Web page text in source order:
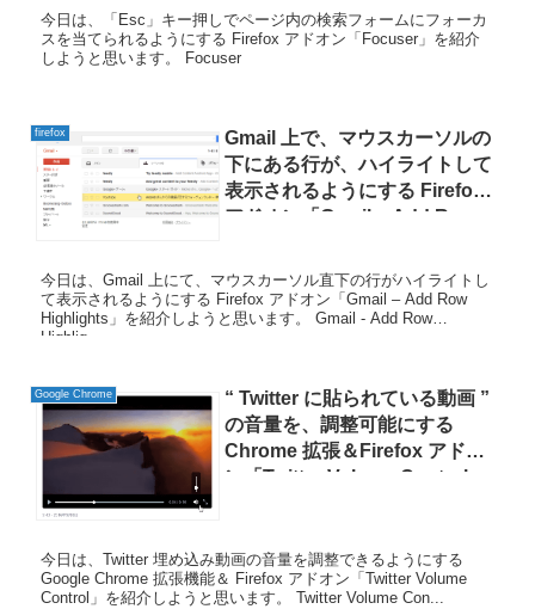
今日は、「Esc」キー押しでページ内の検索フォームにフォーカ
スを当てられるようにする Firefox アドオン「Focuser」を紹介
しようと思います。 Focuser
firefox
Gmail 上で、マウスカーソルの
下にある行が、ハイライトして
表示されるようにする Firefox
アドオン「Gmail – Add Row
今日は、Gmail 上にて、マウスカーソル直下の行がハイライトし
て表示されるようにする Firefox アドオン「Gmail – Add Row
Highlights」を紹介しようと思います。 Gmail - Add Row
Highlig...
Google Chrome
“ Twitter に貼られている動画 ”
の音量を、調整可能にする
Chrome 拡張＆Firefox アドオ
ン「Twitter Volume Control」
今日は、Twitter 埋め込み動画の音量を調整できるようにする
Google Chrome 拡張機能＆ Firefox アドオン「Twitter Volume
Control」を紹介しようと思います。 Twitter Volume Con...